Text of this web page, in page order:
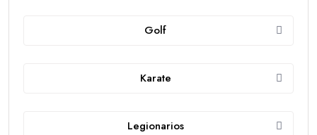
Golf
Karate
Legionarios